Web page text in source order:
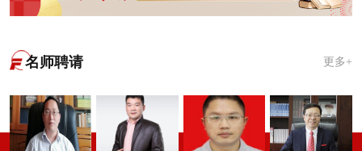
名师聘请 更多+